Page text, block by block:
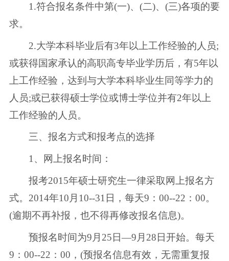
1.符合报名条件中第(一)、(二)、(三)各项的要
求。
2.大学本科毕业后有3年以上工作经验的人员;
或获得国家承认的高职高专毕业学历后，有5年以
上工作经验，达到与大学本科毕业生同等学力的
人员;或已获得硕士学位或博士学位并有2年以上
工作经验的人员。
三、报名方式和报考点的选择
1、网上报名时间：
报考2015年硕士研究生一律采取网上报名方
式。2014年10月10--31日，每天9：00--22：00。
(逾期不再补报，也不得再修改报名信息)。
预报名时间为9月25日—9月28日开始。每天
9：00--22：00，(预报名信息有效，无需重复报